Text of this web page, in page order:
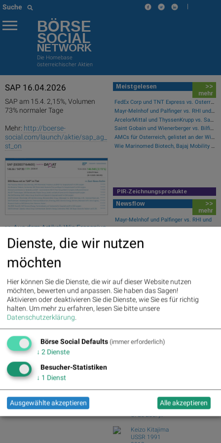
Suche |
BÖRSE
SOCIAL
NETWORK
Die Homebase
österreichischer Aktien
SAP 16.04.2026
SAP am 15.4. 2,15%, Volumen
73% normaler Tage
Mehr: http://boerse-
social.com/launch/aktie/sap_ag_
st_on
>> Aus dem Artikel: Wie Fresenius
Medical Care, Brenntag, SAP,
Rheinmetall, Fresenius und BASF
sorgten
Palfinger : 1.32%» Details
voestalpine : 0.23%» Details
CA Immo : 0.21%» Details
Uniqa : 0.05% » Details
DO&CO : 0.00%» Details
Erste Group : -1.19%
Strabag : -1.56%» Details
AT&S : -2.23%» Details
Österreichische Post : -4.48%
Details
Meistgelesen
>>
mehr
FedEx Corp und TNT Express vs. Österreichische Post und Deutsche Post – kommentierter KW 32 Peer Group Watch Post
Mayr-Melnhof und Palfinger vs. RHI und Andritz – kommentierter KW 32 Peer Group Watch Zykliker Österreich
ArcelorMittal und ThyssenKrupp vs. Salzgitter und voestalpine – kommentierter KW 32 Peer Group Watch Stahl
Saint Gobain und Wienerberger vs. Bilfinger und HeidelbergCement – kommentierter KW 32 Peer Group Watch Bau & Baustoffe
AMCs für Österreich, gelistet an der Wiener Börse
Wie Marinomed Biotech, Bajaj Mobility AG, Wolftank-Adisa, Athos Immobilien, Rosenbauer und Telekom Austria für Gesprächsstoff in Österreich sorgten
PIR-Zeichnungsprodukte
Newsflow
>>
mehr
Mayr-Melnhof und Palfinger vs. RHI und
Swiss Re und Generali Assicuraz. vs.
Zurich Insur...
ArcelorMittal und ThyssenKrupp vs.
Salzgitter und...
Garmin und adidas vs. World Wrestling
Entertainme...
Dutch Shell v...
Börse Social Club Board
Achter Glas
C. de Boer jr.
Keizo Kitajima
USSR 1991
Dienste, die wir nutzen
möchten
Hier können Sie die Dienste, die wir auf dieser Website nutzen
möchten, bewerten und anpassen. Sie haben das Sagen!
Aktivieren oder deaktivieren Sie die Dienste, wie Sie es für richtig
halten. Um mehr zu erfahren, lesen Sie bitte unsere
Datenschutzerklärung.
Börse Social Defaults (immer erforderlich)
↓ 2 Dienste
Besucher-Statistiken
↓ 1 Dienst
Ausgewählte akzeptieren Alle akzeptieren